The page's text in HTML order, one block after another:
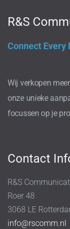
R&S
Connect Every
Wij verkopen
onze unieke
focussen op je
Contact
R&S
Roer 48
3068 LE
info@rscomm.nl